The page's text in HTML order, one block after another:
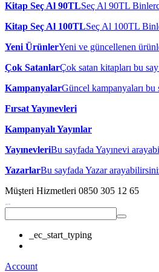
Kitap Seç Al 90TLSeç Al 90TL
Kitap Seç Al 100TLSeç Al 100TL
Yeni ÜrünlerYeni ve güncellenen
Çok SatanlarÇok satan kitapları bu
KampanyalarGüncel kampanyaları
Fırsat Yayınevleri
Kampanyalı Yayınlar
YayınevleriBu sayfada Yayınevi
YazarlarBu sayfada Yazar
Müşteri Hizmetleri 0850 305 12 65
_ec_start_typing
Account